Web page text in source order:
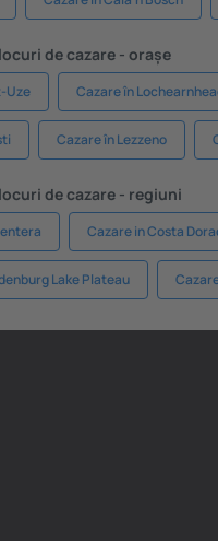
de cazare - orașe
Uze Cazare în
Cazare în Lezzeno
de cazare - regiuni
Cazare in Costa
Lake Plateau